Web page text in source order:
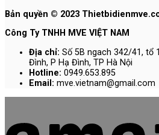
Bản quyền © 2023
Công Ty TNHH MVE VIỆT NAM
Địa chỉ: Số 5B ngach 342/41, tổ
Đình, P Hạ Đình, TP Hà Nội
Hotline: 0949.653.895
Email: mve.vietnam@gmail.com